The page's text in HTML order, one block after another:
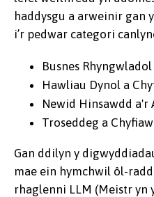
haddysgu a arweinir gan
i’r pedwar categori
Busnes
Hawliau Dynol a
Newid Hinsawdd a'r
Troseddeg a
Gan ddilyn y
mae ein hymchwil ôl-radd
rhaglenni LLM (Meistr yn